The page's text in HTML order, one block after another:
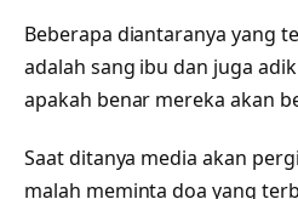
Beberapa diantaranya yang
adalah sang ibu dan juga
apakah benar mereka akan
Saat ditanya media akan
malah meminta doa yang